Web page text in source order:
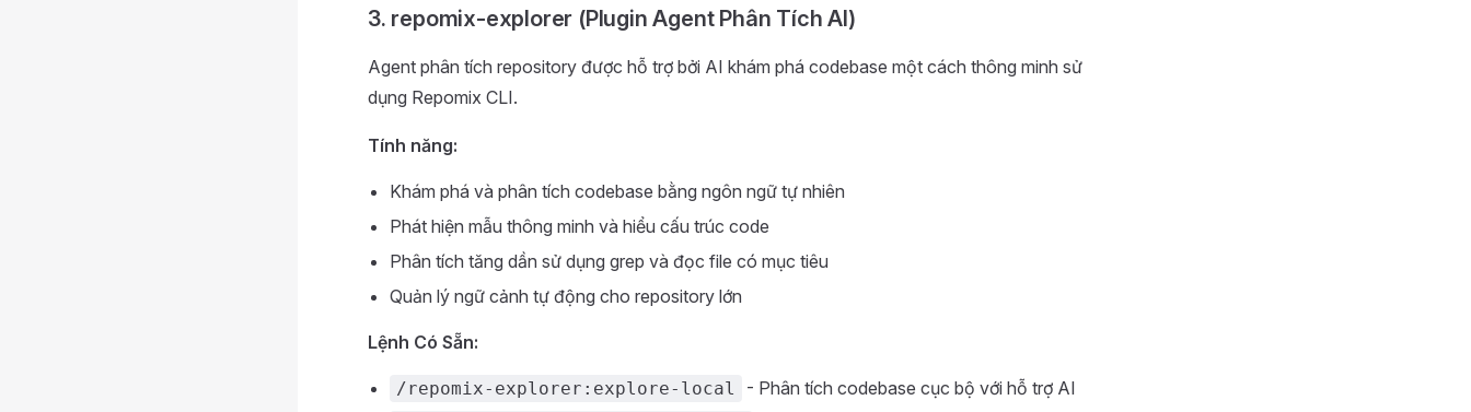
3. repomix-explorer (Plugin Agent Phân Tích AI)
Agent phân tích repository được hỗ trợ bởi AI khám phá codebase một cách thông minh sử
dụng Repomix CLI.
Tính năng:
Khám phá và phân tích codebase bằng ngôn ngữ tự nhiên
Phát hiện mẫu thông minh và hiểu cấu trúc code
Phân tích tăng dần sử dụng grep và đọc file có mục tiêu
Quản lý ngữ cảnh tự động cho repository lớn
Lệnh Có Sẵn:
/repomix-explorer:explore-local - Phân tích codebase cục bộ với hỗ trợ AI